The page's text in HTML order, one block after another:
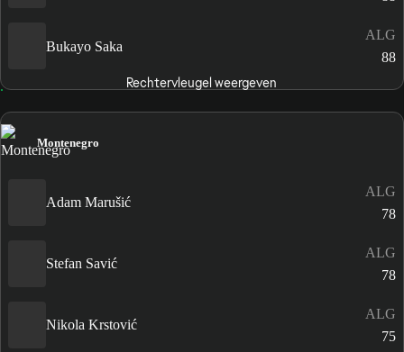
Bukayo Saka
ALG
88
Rechtervleugel weergeven
Montenegro
Adam Marušić
ALG
78
Stefan Savić
ALG
78
Nikola Krstović
ALG
75